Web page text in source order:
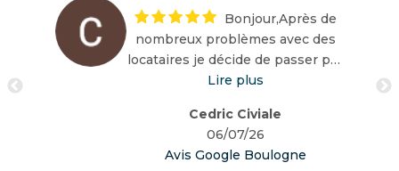
nombreux problèmes avec des
locataires je décide de passer par
une agence professionnelle.Je
l agence et en particulier julie
barone qui s’est occupée de
notre bien concernant la mise en
Lire plus
Cedric Civiale
06/07/26
Avis Google Boulogne